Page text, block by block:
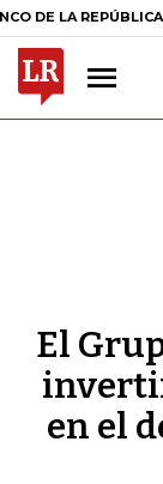
REPÚBLICA $
El
en el